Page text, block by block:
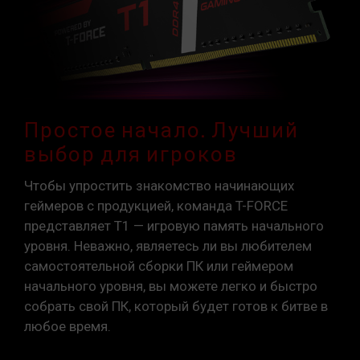
XMP 2.0 должны быть включены
пользователем вручную. Некоторые
материнские платы могут не достигать
указанной частоты, поскольку окончательная
рабочая частота зависит от настроек
Разгон (например, включение настроек XMP
2.0) не является частью стандарта JEDEC и
может повлиять на стабильность системы.
Если разгон приведет к нестабильности
системы, вернитесь к настройкам BIOS по
умолчанию.
Указанная частота модуля памяти является
максимально достижимой частотой. Однако
не все системы могут ее достичь.
Убедитесь, что ваши материнская плата и
процессор поддерживают соответствующие
технологии разгона (XMP 2.0); в противном
Простое начало. Лучший
выбор для игроков
Чтобы упростить знакомство начинающих
геймеров с продукцией, команда T-FORCE
представляет T1 — игровую память начального
уровня. Неважно, являетесь ли вы любителем
самостоятельной сборки ПК или геймером
начального уровня, вы можете легко и быстро
собрать свой ПК, который будет готов к битве в
любое время.